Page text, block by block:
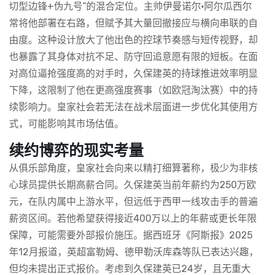
切型边锋+伪九号”的混合定位。主帅伊曼诺尔·阿尔瓜西尔
常将他部署在右路，但赋予其大量回撤接应与横向串联的自
由度。这种设计放大了他出色的控球节奏感与短传视野，却
也暴露了其身体对抗不足、防守回追意愿有限的短板。在面
对高位逼抢强度高的对手时，久保建英的持球推进效率明显
下降，这限制了他在更高强度赛事（如欧冠淘汰赛）中的持
续影响力。皇家社会若无法在战术层面进一步优化其使用方
式，可能影响其市场估值。
续约博弈的现实考量
从俱乐部角度，皇家社会向来以精打细算著称，极少为非核
心球员提供长期高薪合同。久保建英当前年薪约为250万欧
元，在队内属中上游水平，但远低于西甲一线攻击手的普遍
薪资区间。若他希望获得接近400万以上的年薪或更长年限
保障，可能需要外部报价施压。据西班牙《阿斯报》2025
年12月报道，英超富勒姆、德甲勒沃库森等队已表达兴趣，
但均未提出正式报价。考虑到久保建英已24岁，且无重大